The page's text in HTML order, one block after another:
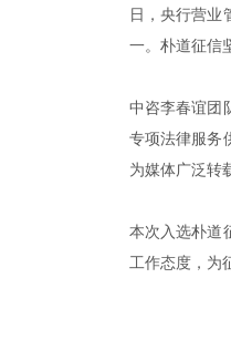
日，央行营业
一。朴道征信
中咨李春谊团
专项法律服务
为媒体广泛转
本次入选朴道
工作态度，为